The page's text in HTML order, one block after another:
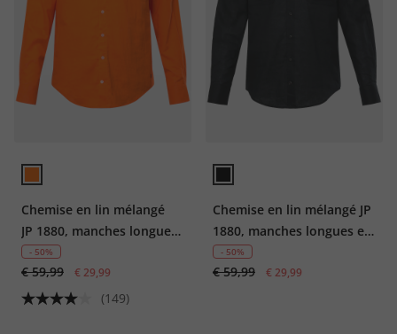
Chemise en lin mélangé
JP 1880, manches longues
et col officier, coupe
Modern Fit - jusqu'au 8 XL
- 50%
€ 59,99 € 29,99
(149)
Chemise en lin mélangé JP
1880, manches longues et
col Kent, coupe Modern
Fit - jusqu'au 8 XL
- 50%
€ 59,99 € 29,99